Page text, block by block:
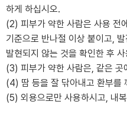
하게 하십시오.
(2) 피부가 약한 사람은 사용 전
기준으로 반나절 이상 붙이고,
발현되지 않는 것을 확인한 후
(3) 피부가 약한 사람은, 같은 곳
(4) 땀 등을 잘 닦아내고 환부를
(5) 외용으로만 사용하시고, 내